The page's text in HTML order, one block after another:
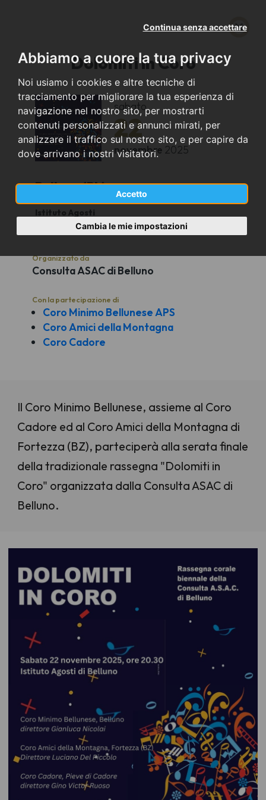
Abbiamo a cuore la tua privacy
Noi usiamo i cookies e altre tecniche di
tracciamento per migliorare la tua esperienza di
navigazione nel nostro sito, per mostrarti
contenuti personalizzati e annunci mirati, per
analizzare il traffico sul nostro sito, e per capire da
dove arrivano i nostri visitatori.
Accetto
Continua senza accettare
Cambia le mie impostazioni
Dolomiti in Coro
sabato
22
novembre 2025
Belluno (BL)
Istituto Agosti
Organizzato da
Consulta ASAC di Belluno
Con la partecipazione di
Coro Minimo Bellunese APS
Coro Amici della Montagna
Coro Cadore
Il Coro Minimo Bellunese, assieme al Coro
Cadore ed al Coro Amici della Montagna di
Fortezza (BZ), parteciperà alla serata finale
della tradizionale rassegna "Dolomiti in
Coro" organizzata dalla Consulta ASAC di
Belluno.